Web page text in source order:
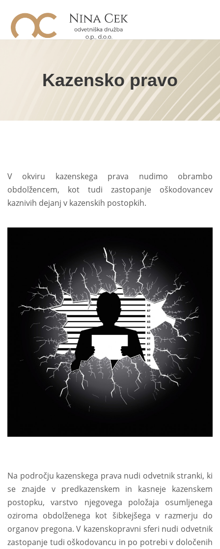
Kazensko pravo
V okviru kazenskega prava nudimo obrambo
obdolžencem, kot tudi zastopanje oškodovancev
kaznivih dejanj v kazenskih postopkih.
Na področju kazenskega prava nudi odvetnik stranki, ki
se znajde v predkazenskem in kasneje kazenskem
postopku, varstvo njegovega položaja osumljenega
oziroma obdolženega kot šibkejšega v razmerju do
organov pregona. V kazenskopravni sferi nudi odvetnik
zastopanje tudi oškodovancu in po potrebi v določenih